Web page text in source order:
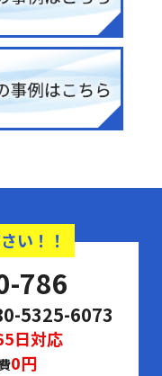
い！！
786
5325-6073
日対応
0円